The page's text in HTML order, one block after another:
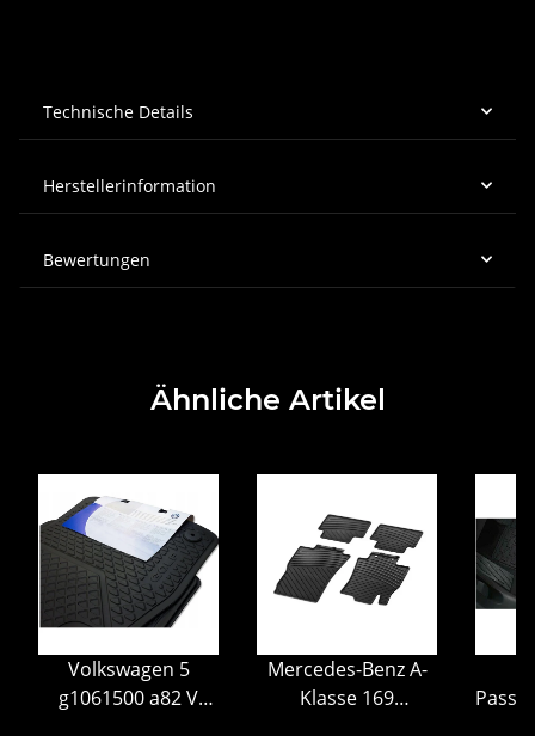
Technische Details
Herstellerinformation
Bewertungen
Ähnliche Artikel
Volkswagen 5
g1061500 a82 V
Mercedes-Benz A-
Klasse 169